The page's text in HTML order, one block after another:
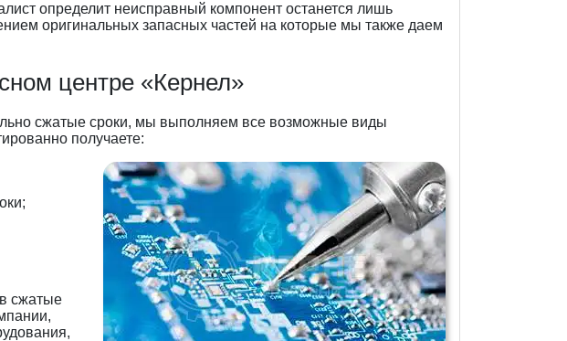
определит неисправный компонент останется лишь
оригинальных запасных частей на которые мы также даем
центре «Кернел»
сжатые сроки, мы выполняем все возможные виды
получаете:
в сжатые